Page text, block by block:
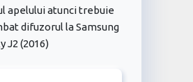
apelului atunci trebuie
difuzorul la Samsung
J2 (2016)